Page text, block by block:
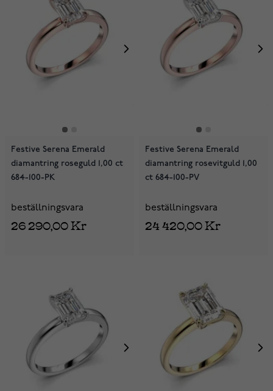
Festive Serena Emerald
diamantring roseguld 1,00 ct
684-100-PK
beställningsvara
26 290,00 Kr
Festive Serena Emerald
diamantring rosevitguld 1,00
ct 684-100-PV
beställningsvara
24 420,00 Kr